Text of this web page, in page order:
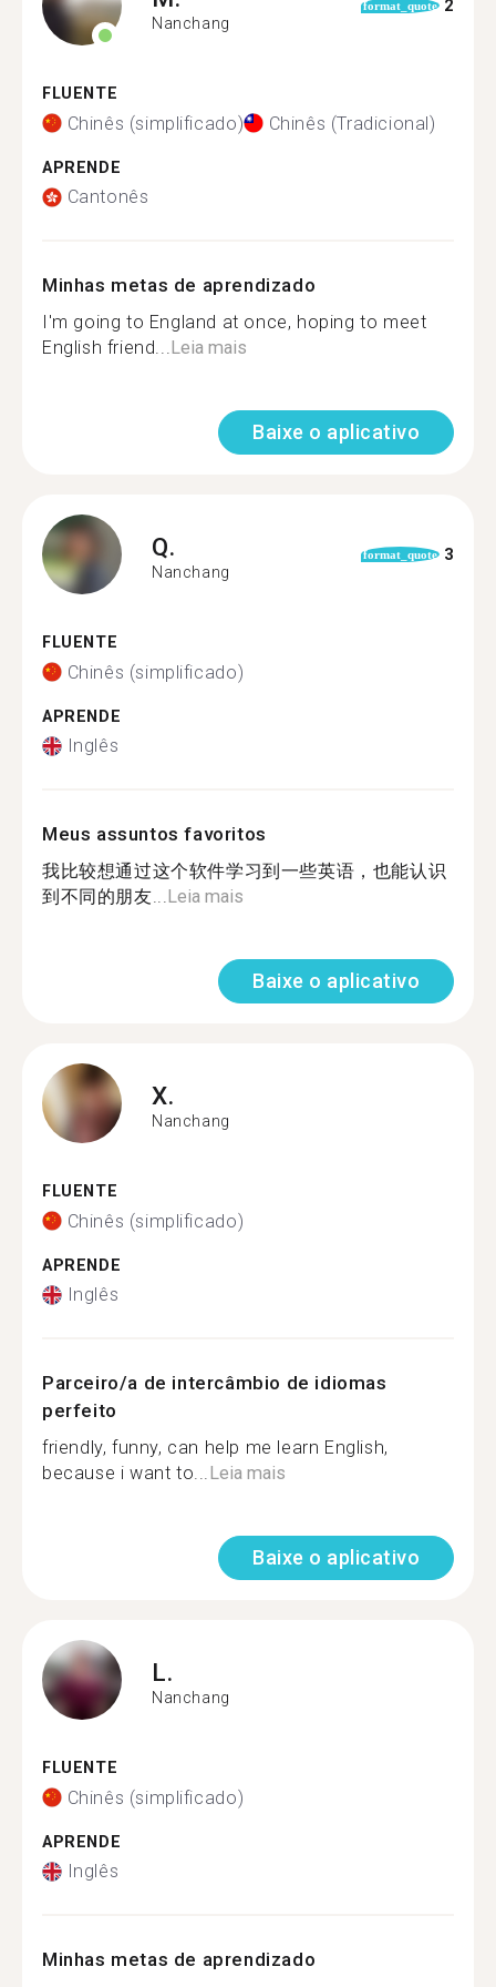
Nanchang
format_quote 2
FLUENTE
Chinês (simplificado) Chinês (Tradicional)
APRENDE
Cantonês
Minhas metas de aprendizado
I'm going to England at once, hoping to meet
English friend...Leia mais
Baixe o aplicativo
Q.
Nanchang
format_quote 3
FLUENTE
Chinês (simplificado)
APRENDE
Inglês
Meus assuntos favoritos
我比较想通过这个软件学习到一些英语，也能认识
到不同的朋友...Leia mais
Baixe o aplicativo
X.
Nanchang
FLUENTE
Chinês (simplificado)
APRENDE
Inglês
Parceiro/a de intercâmbio de idiomas
perfeito
friendly, funny, can help me learn English,
because i want to...Leia mais
Baixe o aplicativo
L.
Nanchang
FLUENTE
Chinês (simplificado)
APRENDE
Inglês
Minhas metas de aprendizado